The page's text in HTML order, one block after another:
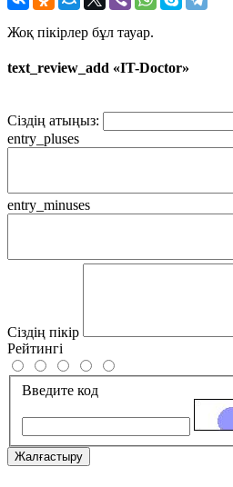
Жоқ пікірлер бұл тауар.
text_review_add «IT-Doctor»
Сіздің атыңыз:
entry_pluses
entry_minuses
Сіздің пікір
Рейтингі
Введите код
Жалғастыру